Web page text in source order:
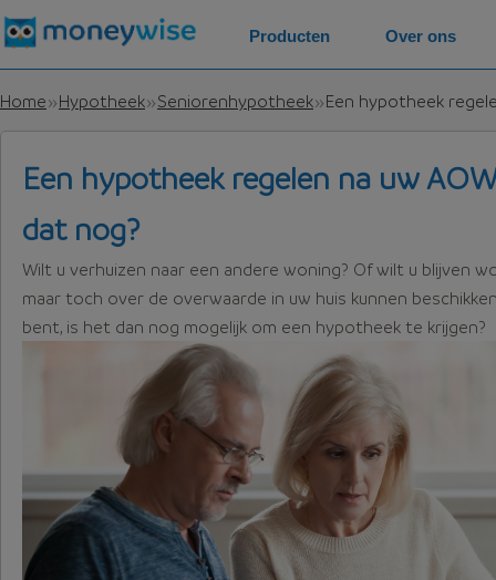
Home Hypotheek Seniorenhypotheek Een hypotheek
Een hypotheek regelen na uw
dat nog?
Wilt u verhuizen naar een andere woning? Of wilt u blijven
maar toch over de overwaarde in uw huis kunnen
bent, is het dan nog mogelijk om een hypotheek te krijgen?
Producten Over ons